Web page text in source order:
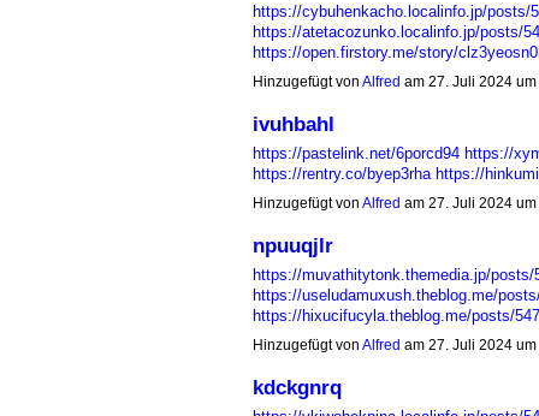
https://cybuhenkacho.localinfo.jp/posts/
https://atetacozunko.localinfo.jp/posts/
https://open.firstory.me/story/
Hinzugefügt von Alfred am 27. Juli 2024
ivuhbahl
https://pastelink.net/6porcd94 https://
https://rentry.co/byep3rha https://
Hinzugefügt von Alfred am 27. Juli 2024
npuuqjlr
https://muvathitytonk.themedia.jp/posts/
https://useludamuxush.theblog.me/
https://hixucifucyla.theblog.me/posts/
Hinzugefügt von Alfred am 27. Juli 2024
kdckgnrq